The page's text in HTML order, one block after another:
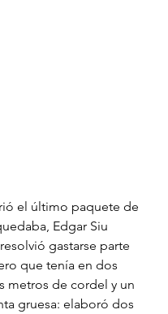
el último paquete de
Edgar Siu
gastarse parte
que tenía en dos
metros de cordel y un
gruesa: elaboró dos